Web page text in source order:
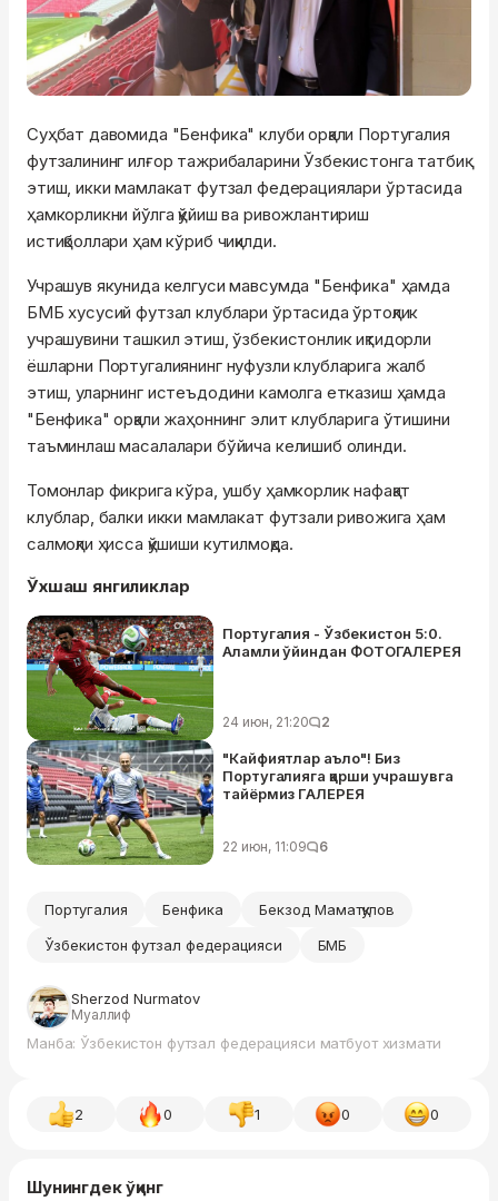
Суҳбат давомида "Бенфика" клуби орқали Португалия
футзалининг илғор тажрибаларини Ўзбекистонга татбиқ
этиш, икки мамлакат футзал федерациялари ўртасида
ҳамкорликни йўлга қўйиш ва ривожлантириш
истиқболлари ҳам кўриб чиқилди.
Учрашув якунида келгуси мавсумда "Бенфика" ҳамда
БМБ хусусий футзал клублари ўртасида ўртоқлик
учрашувини ташкил этиш, ўзбекистонлик иқтидорли
ёшларни Португалиянинг нуфузли клубларига жалб
этиш, уларнинг истеъдодини камолга етказиш ҳамда
"Бенфика" орқали жаҳоннинг элит клубларига ўтишини
таъминлаш масалалари бўйича келишиб олинди.
Томонлар фикрига кўра, ушбу ҳамкорлик нафақат
клублар, балки икки мамлакат футзали ривожига ҳам
салмоқли ҳисса қўшиши кутилмоқда.
Ўхшаш янгиликлар
Португалия - Ўзбекистон 5:0.
Аламли ўйиндан ФОТОГАЛЕРЕЯ
24 июн, 21:20 2
"Кайфиятлар аъло"! Биз
Португалияга қарши учрашувга
тайёрмиз ГАЛEРEЯ
22 июн, 11:09 6
Португалия Бенфика
Бекзод Маматқулов
Ўзбекистон футзал федерацияси
БМБ
Sherzod Nurmatov
Муаллиф
Манба: Ўзбекистон футзал федерацияси матбуот хизмати
2 0 1 0 0
Шунингдек ўқинг